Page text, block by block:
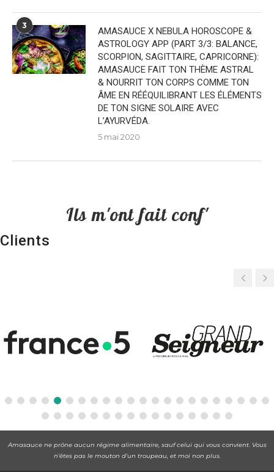
3
AMASAUCE X NEBULA HOROSCOPE &
ASTROLOGY APP (PART 3/3: BALANCE,
SCORPION, SAGITTAIRE, CAPRICORNE):
AMASAUCE FAIT TON THÈME ASTRAL
& NOURRIT TON CORPS COMME TON
ÂME EN RÉÉQUILIBRANT LES ÉLÉMENTS
DE TON SIGNE SOLAIRE AVEC
L’AYURVÉDA.
5 mai 2020
Ils m'ont fait conf'
Clients
Amasauce ne prône aucun régime alimentaire, sauf celui qui vous convient. Vous
n'êtes pas le mouton d'un troupeau, et moi non plus.